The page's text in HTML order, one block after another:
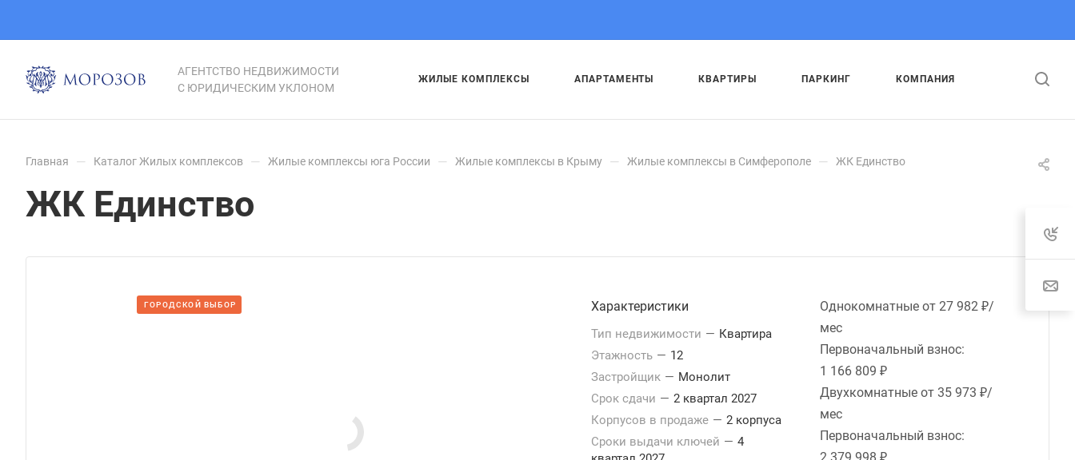
АГЕНТСТВО НЕДВИЖИМОСТИ
С ЮРИДИЧЕСКИМ УКЛОНОМ
ЖИЛЫЕ КОМПЛЕКСЫ АПАРТАМЕНТЫ КВАРТИРЫ ПАРКИНГ КОМПАНИЯ
Главная — Каталог Жилых комплексов — Жилые комплексы юга России — Жилые комплексы в Крыму — Жилые комплексы в Симферополе — ЖК Единство
ЖК Единство
ГОРОДСКОЙ ВЫБОР Характеристики
Тип недвижимости — Квартира
Этажность — 12
Застройщик — Монолит
Срок сдачи — 2 квартал 2027
Корпусов в продаже — 2 корпуса
Сроки выдачи ключей — 4
Однокомнатные от 27 982 ₽/
мес
Первоначальный взнос:
1 166 809 ₽
Двухкомнатные от 35 973 ₽/
мес
Первоначальный взнос: